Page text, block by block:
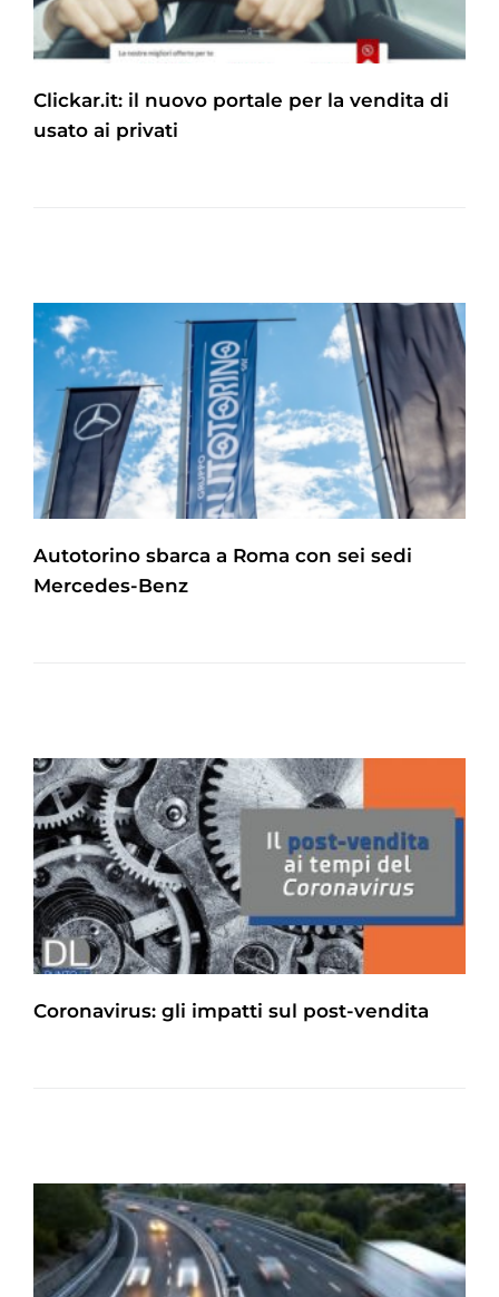
Clickar.it: il nuovo portale per la vendita di
usato ai privati
Autotorino sbarca a Roma con sei sedi
Mercedes-Benz
Coronavirus: gli impatti sul post-vendita